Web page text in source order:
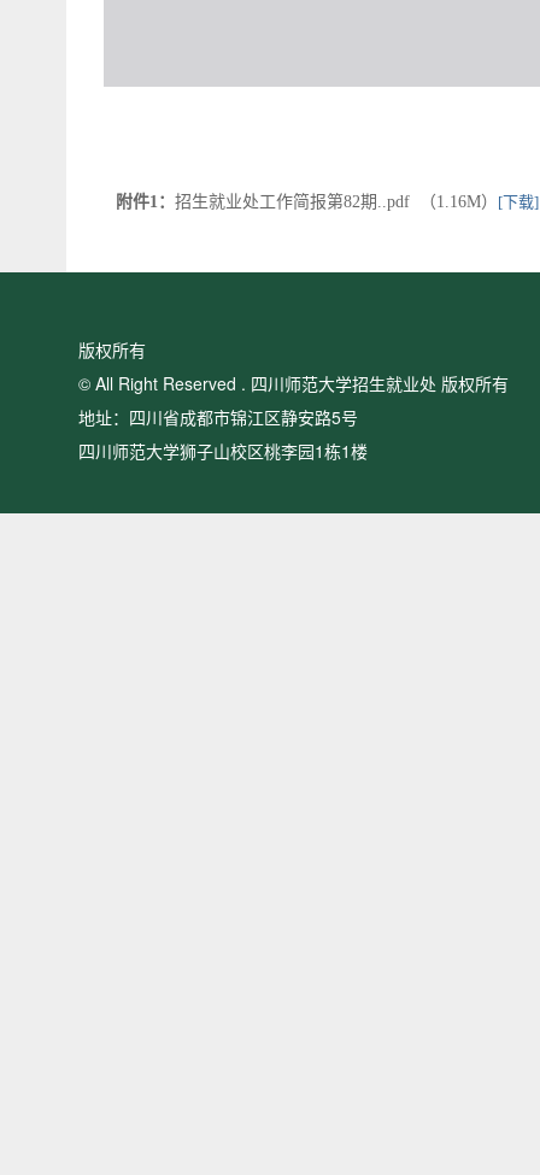
附件1： 招生就业处工作简报第82期..pdf （1.16M） [下载]
版权所有
© All Right Reserved . 四川师范大学招生就业处 版权所有
地址：四川省成都市锦江区静安路5号
四川师范大学狮子山校区桃李园1栋1楼